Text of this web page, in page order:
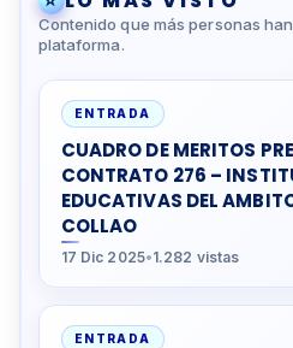
Contenido que más personas
plataforma.
ENTRADA
CUADRO DE MERITOS
CONTRATO 276 –
EDUCATIVAS DEL
COLLAO
17 Dic 2025•1.282 vistas
ENTRADA